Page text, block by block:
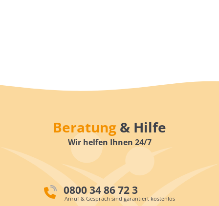
Beratung & Hilfe
Wir helfen Ihnen 24/7
0800 34 86 72 3
Anruf & Gespräch sind garantiert kostenlos